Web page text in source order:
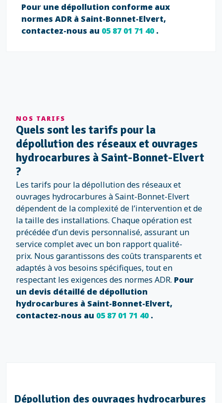
Pour une dépollution conforme aux
normes ADR à Saint-Bonnet-Elvert,
contactez-nous au 05 87 01 71 40.
NOS TARIFS
Quels sont les tarifs pour la
dépollution des réseaux et ouvrages
hydrocarbures à Saint-Bonnet-Elvert
?
Les tarifs pour la dépollution des réseaux et
ouvrages hydrocarbures à Saint-Bonnet-Elvert
dépendent de la complexité de l’intervention et de
la taille des installations. Chaque opération est
précédée d’un devis personnalisé, assurant un
service complet avec un bon rapport qualité-
prix. Nous garantissons des coûts transparents et
adaptés à vos besoins spécifiques, tout en
respectant les exigences des normes ADR. Pour
un devis détaillé de dépollution
hydrocarbures à Saint-Bonnet-Elvert,
contactez-nous au 05 87 01 71 40.
des réseaux hydrocarbures à